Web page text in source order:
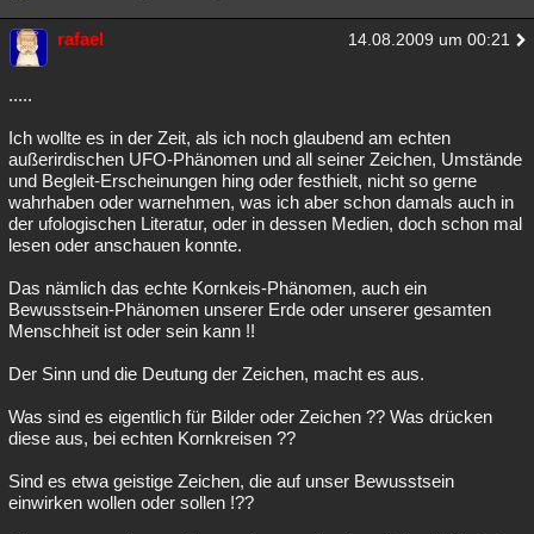
rafael 14.08.2009 um 00:21
.....
Ich wollte es in der Zeit, als ich noch glaubend am echten
außerirdischen UFO-Phänomen und all seiner Zeichen, Umstände
und Begleit-Erscheinungen hing oder festhielt, nicht so gerne
wahrhaben oder warnehmen, was ich aber schon damals auch in
der ufologischen Literatur, oder in dessen Medien, doch schon mal
lesen oder anschauen konnte.
Das nämlich das echte Kornkeis-Phänomen, auch ein
Bewusstsein-Phänomen unserer Erde oder unserer gesamten
Menschheit ist oder sein kann !!
Der Sinn und die Deutung der Zeichen, macht es aus.
Was sind es eigentlich für Bilder oder Zeichen ?? Was drücken
diese aus, bei echten Kornkreisen ??
Sind es etwa geistige Zeichen, die auf unser Bewusstsein
einwirken wollen oder sollen !??